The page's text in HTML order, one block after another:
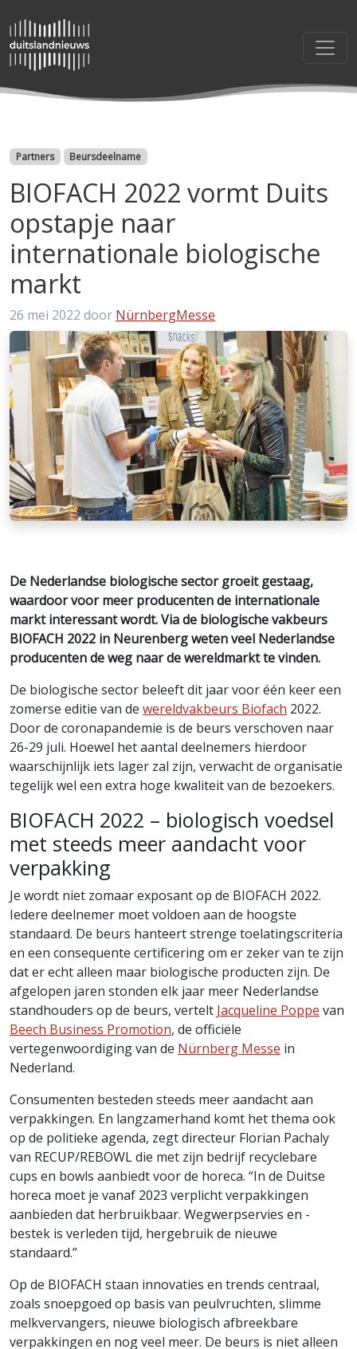
Categorieën
Partners Beursdeelname
BIOFACH 2022 vormt Duits
opstapje naar
internationale biologische
markt
26 mei 2022 door NürnbergMesse
De Nederlandse biologische sector groeit gestaag,
waardoor voor meer producenten de internationale
markt interessant wordt. Via de biologische vakbeurs
BIOFACH 2022 in Neurenberg weten veel Nederlandse
producenten de weg naar de wereldmarkt te vinden.
De biologische sector beleeft dit jaar voor één keer een
zomerse editie van de wereldvakbeurs Biofach 2022.
Door de coronapandemie is de beurs verschoven naar
26-29 juli. Hoewel het aantal deelnemers hierdoor
waarschijnlijk iets lager zal zijn, verwacht de organisatie
tegelijk wel een extra hoge kwaliteit van de bezoekers.
BIOFACH 2022 – biologisch voedsel
met steeds meer aandacht voor
verpakking
Je wordt niet zomaar exposant op de BIOFACH 2022.
Iedere deelnemer moet voldoen aan de hoogste
standaard. De beurs hanteert strenge toelatingscriteria
en een consequente certificering om er zeker van te zijn
dat er echt alleen maar biologische producten zijn. De
afgelopen jaren stonden elk jaar meer Nederlandse
standhouders op de beurs, vertelt Jacqueline Poppe van
Beech Business Promotion, de officiële
vertegenwoordiging van de Nürnberg Messe in
Nederland.
Consumenten besteden steeds meer aandacht aan
verpakkingen. En langzamerhand komt het thema ook
op de politieke agenda, zegt directeur Florian Pachaly
van RECUP/REBOWL die met zijn bedrijf recyclebare
cups en bowls aanbiedt voor de horeca. “In de Duitse
horeca moet je vanaf 2023 verplicht verpakkingen
aanbieden dat herbruikbaar. Wegwerpservies en -
bestek is verleden tijd, hergebruik de nieuwe
standaard.”
Op de BIOFACH staan innovaties en trends centraal,
zoals snoepgoed op basis van peulvruchten, slimme
melkvervangers, nieuwe biologisch afbreekbare
verpakkingen en nog veel meer. De beurs is niet alleen